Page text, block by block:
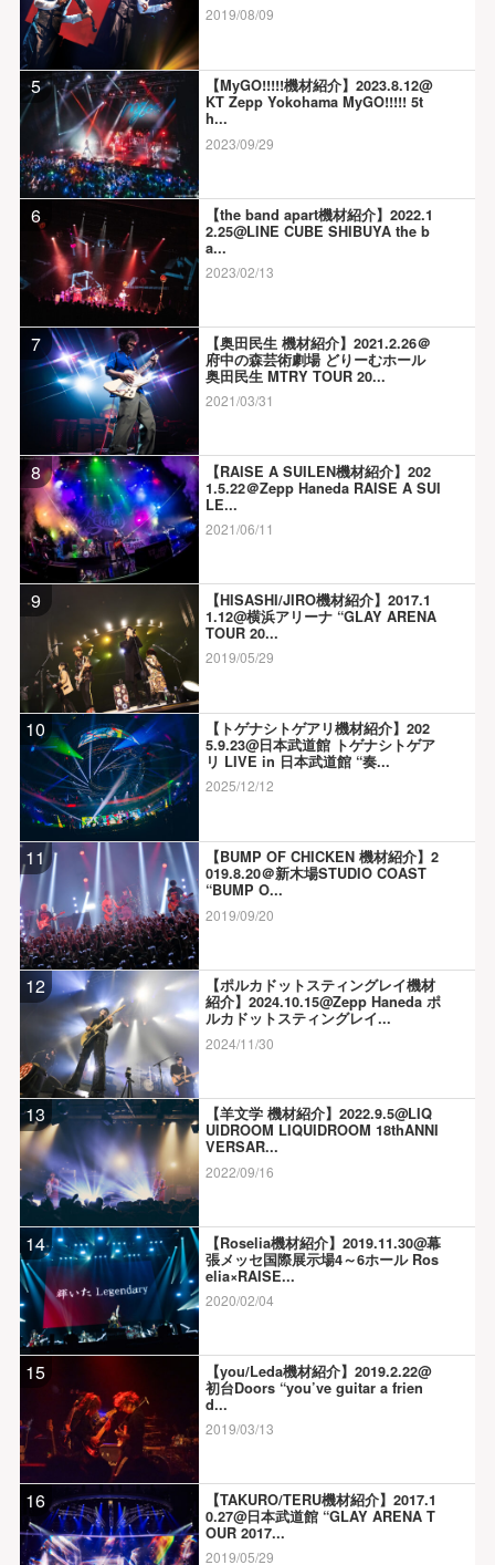
2019/08/09
5
【MyGO!!!!!機材紹介】2023.8.12@
KT Zepp Yokohama MyGO!!!!! 5t
h...
2023/09/29
6
【the band apart機材紹介】2022.1
2.25@LINE CUBE SHIBUYA the b
a...
2023/02/13
7
【奥田民生 機材紹介】2021.2.26＠
府中の森芸術劇場 どりーむホール
奥田民生 MTRY TOUR 20...
2021/03/31
8
【RAISE A SUILEN機材紹介】202
1.5.22＠Zepp Haneda RAISE A SUI
LE...
2021/06/11
9
【HISASHI/JIRO機材紹介】2017.1
1.12@横浜アリーナ “GLAY ARENA
TOUR 20...
2019/05/29
10
【トゲナシトゲアリ機材紹介】202
5.9.23@日本武道館 トゲナシトゲア
リ LIVE in 日本武道館 “奏...
2025/12/12
11
【BUMP OF CHICKEN 機材紹介】2
019.8.20＠新木場STUDIO COAST
“BUMP O...
2019/09/20
12
【ポルカドットスティングレイ機材
紹介】2024.10.15@Zepp Haneda ポ
ルカドットスティングレイ...
2024/11/30
13
【羊文学 機材紹介】2022.9.5@LIQ
UIDROOM LIQUIDROOM 18thANNI
VERSAR...
2022/09/16
14
【Roselia機材紹介】2019.11.30@幕
張メッセ国際展示場4～6ホール Ros
elia×RAISE...
2020/02/04
15
【you/Leda機材紹介】2019.2.22@
初台Doors “you’ve guitar a frien
d...
2019/03/13
16
【TAKURO/TERU機材紹介】2017.1
0.27@日本武道館 “GLAY ARENA T
OUR 2017...
2019/05/29